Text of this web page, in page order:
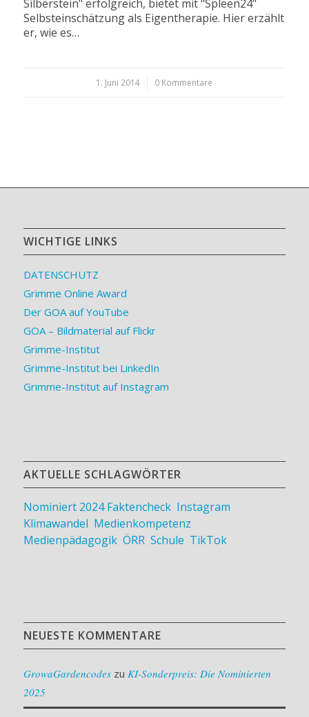
Silberstein" erfolgreich, bietet mit "Spleen24"
Selbsteinschätzung als Eigentherapie. Hier erzählt
er, wie es…
1. Juni 2014
/ 0 Kommentare
WICHTIGE LINKS
DATENSCHUTZ
Grimme Online Award
Der GOA auf YouTube
GOA – Bildmaterial auf Flickr
Grimme-Institut
Grimme-Institut bei LinkedIn
Grimme-Institut auf Instagram
AKTUELLE SCHLAGWÖRTER
Nominiert 2024 Faktencheck, Instagram
Klimawandel Medienkompetenz
Medienpädagogik, ÖRR, Schule TikTok
NEUESTE KOMMENTARE
GrowaGardencodeszu KI-Sonderpreis: Die Nominierten
2025